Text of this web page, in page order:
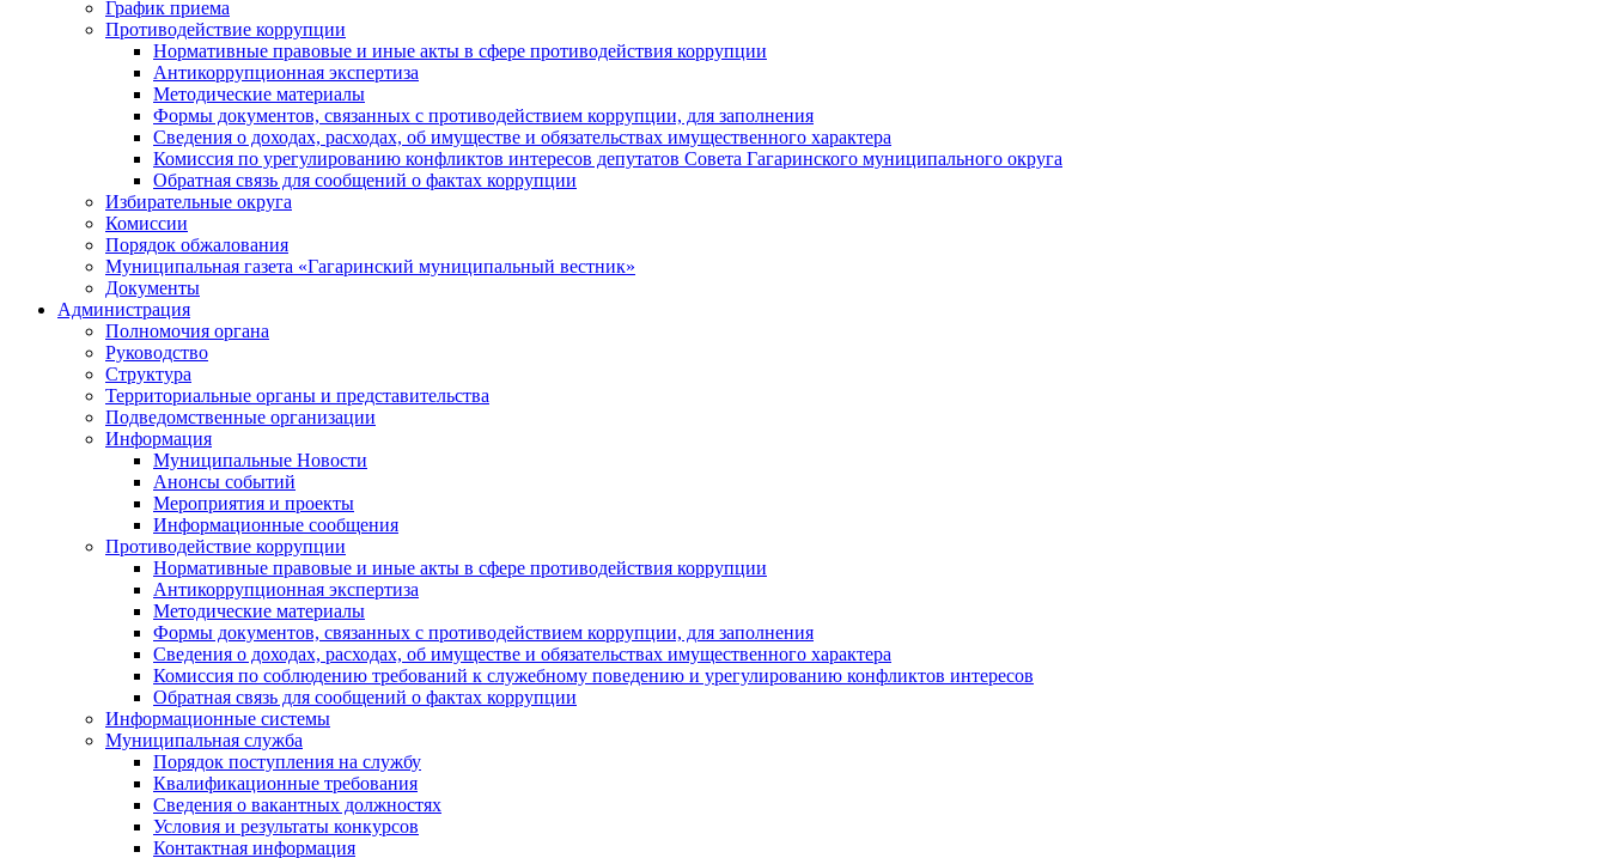
График приема
Противодействие коррупции
Нормативные правовые и иные акты в сфере противодействия коррупции
Антикоррупционная экспертиза
Методические материалы
Формы документов, связанных с противодействием коррупции, для заполнения
Сведения о доходах, расходах, об имуществе и обязательствах имущественного характера
Комиссия по урегулированию конфликтов интересов депутатов Совета Гагаринского муниципального округа
Обратная связь для сообщений о фактах коррупции
Избирательные округа
Комиссии
Порядок обжалования
Муниципальная газета «Гагаринский муниципальный вестник»
Документы
Администрация
Полномочия органа
Руководство
Структура
Территориальные органы и представительства
Подведомственные организации
Информация
Муниципальные Новости
Анонсы событий
Мероприятия и проекты
Информационные сообщения
Противодействие коррупции
Нормативные правовые и иные акты в сфере противодействия коррупции
Антикоррупционная экспертиза
Методические материалы
Формы документов, связанных с противодействием коррупции, для заполнения
Сведения о доходах, расходах, об имуществе и обязательствах имущественного характера
Комиссия по соблюдению требований к служебному поведению и урегулированию конфликтов интересов
Обратная связь для сообщений о фактах коррупции
Информационные системы
Муниципальная служба
Порядок поступления на службу
Квалификационные требования
Сведения о вакантных должностях
Условия и результаты конкурсов
Контактная информация